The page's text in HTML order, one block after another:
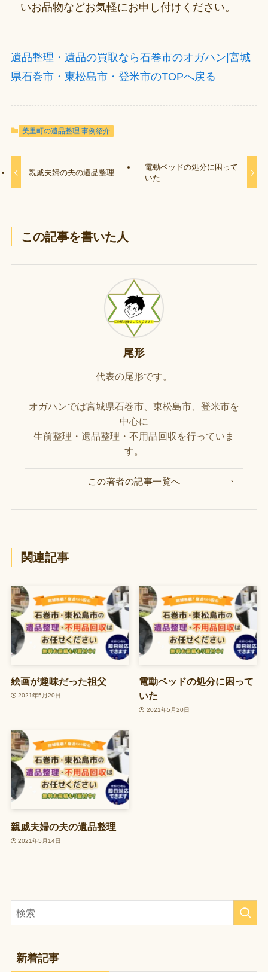
いお品物などお気軽にお申し付けください。
遺品整理・遺品の買取なら石巻市のオガハン|宮城
県石巻市・東松島市・登米市のTOPへ戻る
美里町の遺品整理 事例紹介
親戚夫婦の夫の遺品整理
電動ベッドの処分に困って
いた
この記事を書いた人
尾形
代表の尾形です。
オガハンでは宮城県石巻市、東松島市、登米市を
中心に
生前整理・遺品整理・不用品回収を行っていま
す。
この著者の記事一覧へ
関連記事
絵画が趣味だった祖父
2021年5月20日
電動ベッドの処分に困って
いた
2021年5月20日
親戚夫婦の夫の遺品整理
2021年5月14日
新着記事